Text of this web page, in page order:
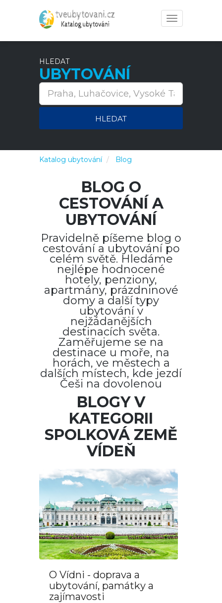
Toggle
navigation
HLEDAT
UBYTOVÁNÍ
HLEDAT
Katalog ubytování Blog
BLOG O
CESTOVÁNÍ A
UBYTOVÁNÍ
Pravidelně píšeme blog o
cestování a ubytování po
celém světě. Hledáme
nejlépe hodnocené
hotely, penziony,
apartmány, prázdninové
domy a další typy
ubytování v
nejžádanějších
destinacích světa.
Zaměřujeme se na
destinace u moře, na
horách, ve městech a
dalších místech, kde jezdí
Češi na dovolenou
BLOGY V
KATEGORII
SPOLKOVÁ ZEMĚ
VÍDEŇ
O Vídni - doprava a
ubytování, památky a
zajímavosti